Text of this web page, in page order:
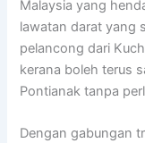
Malaysia yang
lawatan darat yang
pelancong dari
kerana boleh terus
Pontianak tanpa
Dengan gabungan